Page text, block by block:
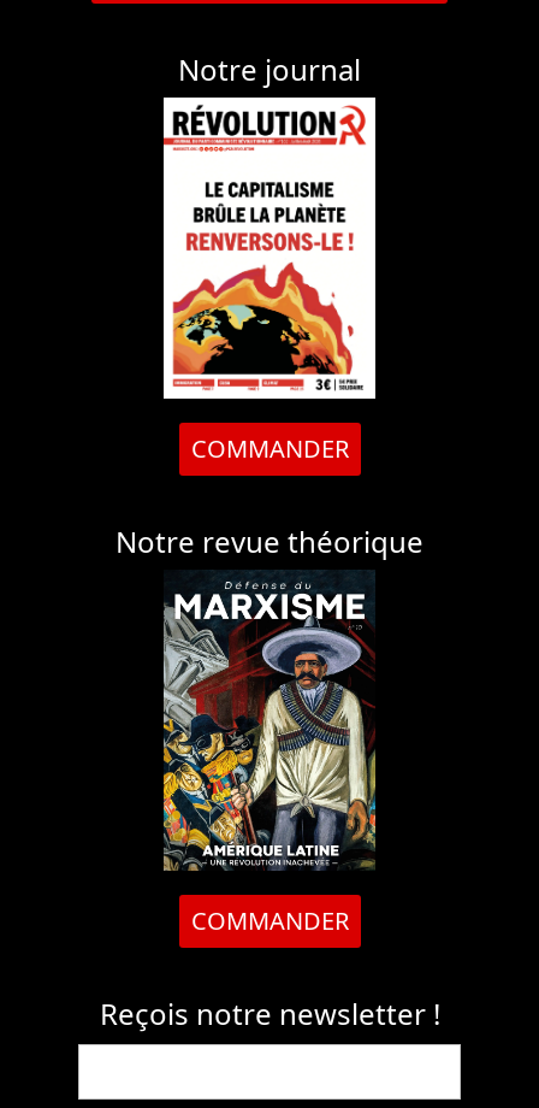
Notre journal
COMMANDER
Notre revue théorique
COMMANDER
Reçois notre newsletter !